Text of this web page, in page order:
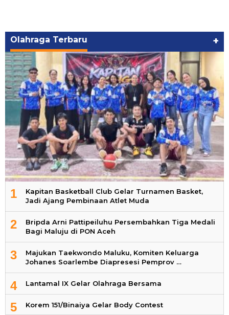
Olahraga Terbaru +
1
Kapitan Basketball Club Gelar Turnamen Basket,
Jadi Ajang Pembinaan Atlet Muda
2
Bripda Arni Pattipeiluhu Persembahkan Tiga Medali
Bagi Maluju di PON Aceh
3
Majukan Taekwondo Maluku, Komiten Keluarga
Johanes Soarlembe Diapresesi Pemprov …
4 Lantamal IX Gelar Olahraga Bersama
5 Korem 151/Binaiya Gelar Body Contest